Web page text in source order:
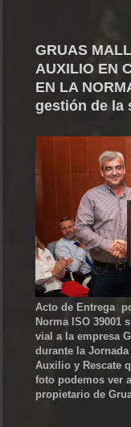
GRUAS
AUXILIO EN
EN LA
gestión de la
Acto de Entrega
Norma ISO 39001
vial a la empresa
durante la
Auxilio y Rescate
foto podemos ver
propietario de